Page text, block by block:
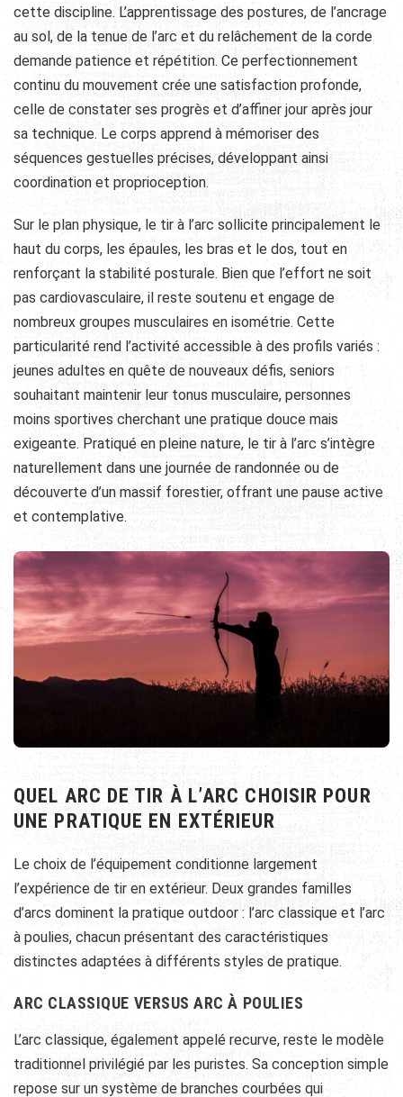
cette discipline. L’apprentissage des postures, de l’ancrage
au sol, de la tenue de l’arc et du relâchement de la corde
demande patience et répétition. Ce perfectionnement
continu du mouvement crée une satisfaction profonde,
celle de constater ses progrès et d’affiner jour après jour
sa technique. Le corps apprend à mémoriser des
séquences gestuelles précises, développant ainsi
coordination et proprioception.
Sur le plan physique, le tir à l’arc sollicite principalement le
haut du corps, les épaules, les bras et le dos, tout en
renforçant la stabilité posturale. Bien que l’effort ne soit
pas cardiovasculaire, il reste soutenu et engage de
nombreux groupes musculaires en isométrie. Cette
particularité rend l’activité accessible à des profils variés :
jeunes adultes en quête de nouveaux défis, seniors
souhaitant maintenir leur tonus musculaire, personnes
moins sportives cherchant une pratique douce mais
exigeante. Pratiqué en pleine nature, le tir à l’arc s’intègre
naturellement dans une journée de randonnée ou de
découverte d’un massif forestier, offrant une pause active
et contemplative.
QUEL ARC DE TIR À L’ARC CHOISIR POUR
UNE PRATIQUE EN EXTÉRIEUR
Le choix de l’équipement conditionne largement
l’expérience de tir en extérieur. Deux grandes familles
d’arcs dominent la pratique outdoor : l’arc classique et l’arc
à poulies, chacun présentant des caractéristiques
distinctes adaptées à différents styles de pratique.
ARC CLASSIQUE VERSUS ARC À POULIES
L’arc classique, également appelé recurve, reste le modèle
traditionnel privilégié par les puristes. Sa conception simple
repose sur un système de branches courbées qui